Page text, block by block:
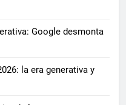
Google desmonta
la era generativa y